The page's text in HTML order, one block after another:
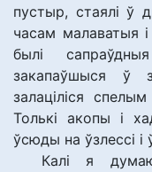
пустыр, стаялі ў
часам малаватыя
былі
закапаўшыся ў
залаціліся
Толькі акопы і
ўсюды на ўзлессі і
Калі я